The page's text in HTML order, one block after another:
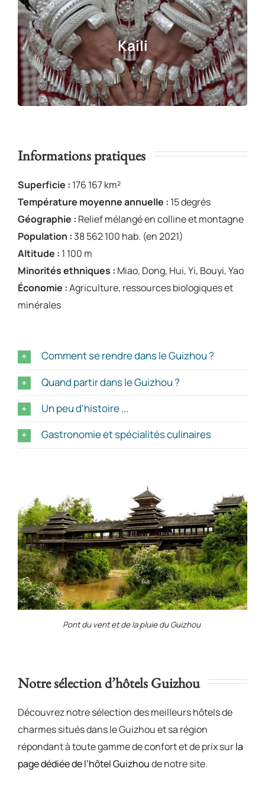
Kaili
Informations pratiques
Superficie : 176 167 km²
Température moyenne annuelle : 15 degrés
Géographie : Relief mélangé en colline et montagne
Population : 38 562 100 hab. (en 2021)
Altitude : 1 100 m
Minorités ethniques : Miao, Dong, Hui, Yi, Bouyi, Yao
Économie :Agriculture, ressources biologiques et
minérales
Comment se rendre dans le Guizhou ?
Quand partir dans le Guizhou ?
Un peu d'histoire ...
Gastronomie et spécialités culinaires
Pont du vent et de la pluie du Guizhou
Notre sélection d’hôtels Guizhou
Découvrez notre sélection des meilleurs hôtels de
charmes situés dans le Guizhou et sa région
répondant à toute gamme de confort et de prix surla
page dédiée de l’hôtel Guizhoude notre site.